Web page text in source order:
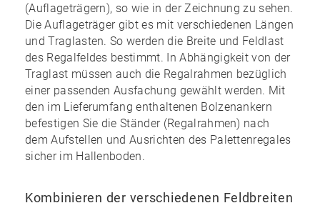
(Auflageträgern), so wie in der Zeichnung zu sehen.
Die Auflageträger gibt es mit verschiedenen Längen
und Traglasten. So werden die Breite und Feldlast
des Regalfeldes bestimmt. In Abhängigkeit von der
Traglast müssen auch die Regalrahmen bezüglich
einer passenden Ausfachung gewählt werden. Mit
den im Lieferumfang enthaltenen Bolzenankern
befestigen Sie die Ständer (Regalrahmen) nach
dem Aufstellen und Ausrichten des Palettenregales
sicher im Hallenboden.
Kombinieren der verschiedenen Feldbreiten